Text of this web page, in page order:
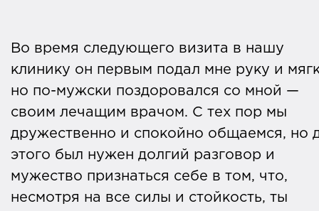
Во время следующего визита в нашу
клинику он первым подал мне руку и
но по-мужски поздоровался со мной —
своим лечащим врачом. С тех пор мы
дружественно и спокойно общаемся, но
этого был нужен долгий разговор и
мужество признаться себе в том, что,
несмотря на все силы и стойкость, ты